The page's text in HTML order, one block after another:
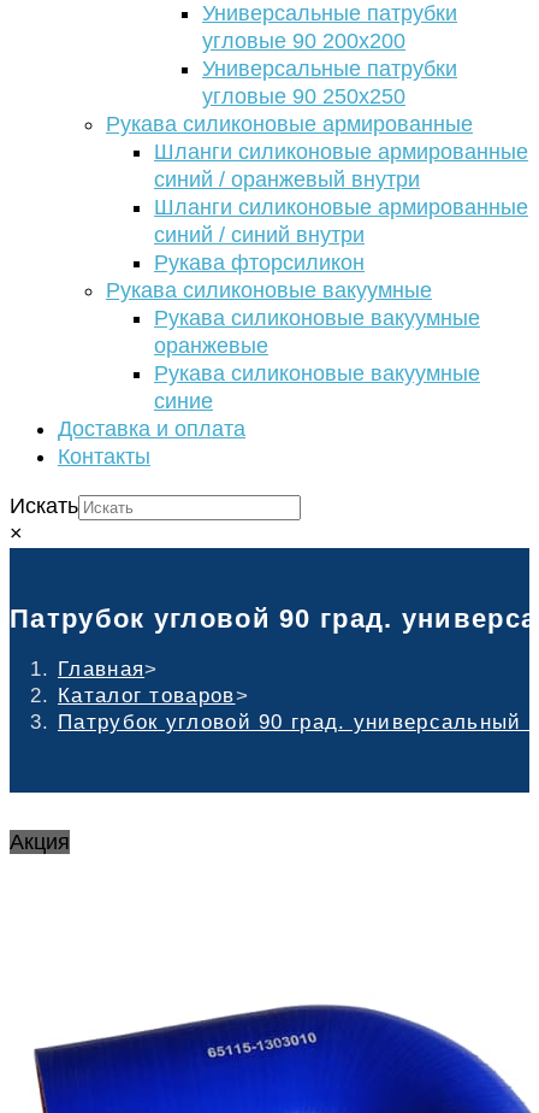
Универсальные патрубки
угловые 90 200х200
Универсальные патрубки
угловые 90 250х250
Рукава силиконовые армированные
Шланги силиконовые армированные
синий / оранжевый внутри
Шланги силиконовые армированные
синий / синий внутри
Рукава фторсиликон
Рукава силиконовые вакуумные
Рукава силиконовые вакуумные
оранжевые
Рукава силиконовые вакуумные
синие
Доставка и оплата
Контакты
Искать
×
Патрубок угловой 90 град.
Главная>
Каталог товаров>
Патрубок угловой 90 град. универсальный
Акция